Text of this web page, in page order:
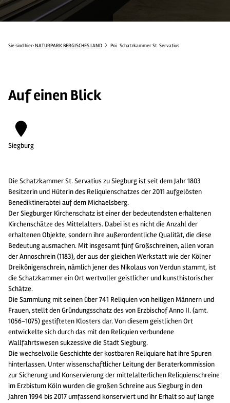
Sie sind hier:NATURPARK BERGISCHES LAND Poi Schatzkammer St. Servatius
Auf einen Blick
Siegburg
Die Schatzkammer St. Servatius zu Siegburg ist seit dem Jahr 1803
Besitzerin und Hüterin des Reliquienschatzes der 2011 aufgelösten
Benediktinerabtei auf dem Michaelsberg.
Der Siegburger Kirchenschatz ist einer der bedeutendsten erhaltenen
Kirchenschätze des Mittelalters. Dabei ist es nicht die Anzahl der
erhaltenen Objekte, sondern ihre außerordentliche Qualität, die diese
Bedeutung ausmachen. Mit insgesamt fünf Großschreinen, allen voran
der Annoschrein (1183), der aus der gleichen Werkstatt wie der Kölner
Dreikönigenschrein, nämlich jener des Nikolaus von Verdun stammt, ist
die Schatzkammer ein Ort wertvoller geistlicher und kunsthistorischer
Schätze.
Die Sammlung mit seinen über 741 Reliquien von heiligen Männern und
Frauen, stellt den Gründungsschatz des von Erzbischof Anno II. (amt.
1056-1075) gestifteten Klosters dar. Von diesem geistlichen Ort
entwickelte sich durch das mit den Reliquien verbundene
Wallfahrtswesen sukzessive die Stadt Siegburg.
Die wechselvolle Geschichte der kostbaren Reliquiare hat ihre Spuren
hinterlassen. Unter wissenschaftlicher Leitung der Beraterkommission
zur Sicherung und Konservierung der mittelalterlichen Reliquienschreine
im Erzbistum Köln wurden die großen Schreine aus Siegburg in den
Jahren 1994 bis 2017 umfassend konserviert und ihr Erhalt so auf lange